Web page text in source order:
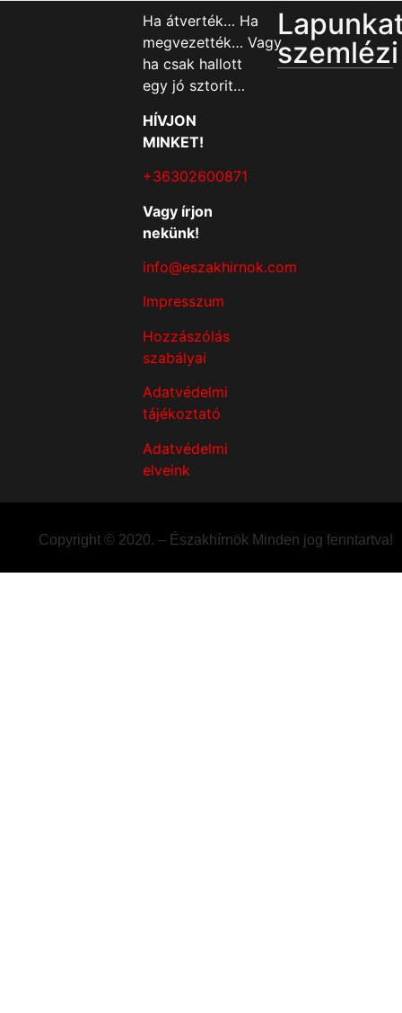
Ha átverték… Ha
megvezették… Vagy
ha csak hallott
egy jó sztorit…
HÍVJON
MINKET!
+36302600871
Vagy írjon
nekünk!
info@eszakhirnok.com
Impresszum
Hozzászólás
szabályai
Adatvédelmi
tájékoztató
Adatvédelmi
elveink
szemlézi
Copyright © 2020. – Északhírnök Minden jog fenntartva!